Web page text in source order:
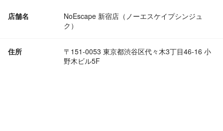
店舗名
NoEscape 新宿店（ノーエスケイプシンジュ
ク）
住所
〒151-0053 東京都渋谷区代々木3丁目46-16 小
野木ビル5F